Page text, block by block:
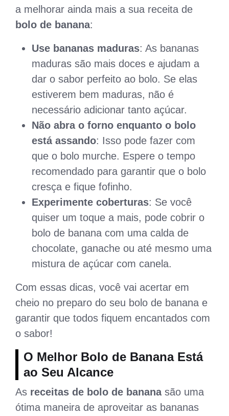
a melhorar ainda mais a sua receita de
bolo de banana:
Use bananas maduras: As bananas
maduras são mais doces e ajudam a
dar o sabor perfeito ao bolo. Se elas
estiverem bem maduras, não é
necessário adicionar tanto açúcar.
Não abra o forno enquanto o bolo
está assando: Isso pode fazer com
que o bolo murche. Espere o tempo
recomendado para garantir que o bolo
cresça e fique fofinho.
Experimente coberturas: Se você
quiser um toque a mais, pode cobrir o
bolo de banana com uma calda de
chocolate, ganache ou até mesmo uma
mistura de açúcar com canela.
Com essas dicas, você vai acertar em
cheio no preparo do seu bolo de banana e
garantir que todos fiquem encantados com
o sabor!
O Melhor Bolo de Banana Está
ao Seu Alcance
As receitas de bolo de bananasão uma
ótima maneira de aproveitar as bananas